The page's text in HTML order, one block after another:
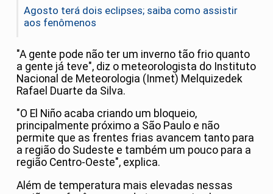
Agosto terá dois eclipses; saiba como assistir
aos fenômenos
"A gente pode não ter um inverno tão frio quanto
a gente já teve", diz o meteorologista do Instituto
Nacional de Meteorologia (Inmet) Melquizedek
Rafael Duarte da Silva.
"O El Niño acaba criando um bloqueio,
principalmente próximo a São Paulo e não
permite que as frentes frias avancem tanto para
a região do Sudeste e também um pouco para a
região Centro-Oeste", explica.
Além de temperatura mais elevadas nessas